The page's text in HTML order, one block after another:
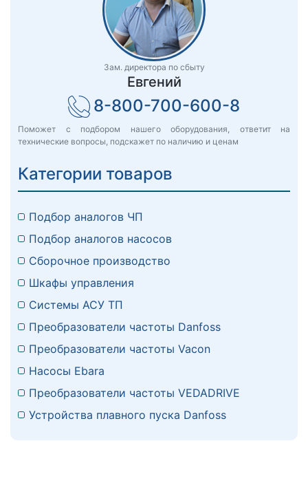
Зам. директора по сбыту
Евгений
8-800-700-600-8
Поможет с подбором нашего оборудования, ответит на
технические вопросы, подскажет по наличию и ценам
Категории товаров
Подбор аналогов ЧП
Подбор аналогов насосов
Сборочное производство
Шкафы управления
Системы АСУ ТП
Преобразователи частоты Danfoss
Преобразователи частоты Vacon
Насосы Ebara
Преобразователи частоты VEDADRIVE
Устройства плавного пуска Danfoss